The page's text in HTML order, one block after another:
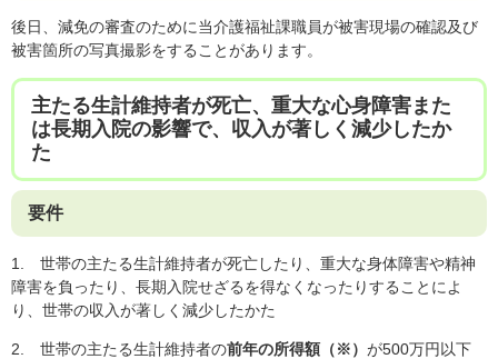
後日、減免の審査のために当介護福祉課職員が被害現場の確認及び
被害箇所の写真撮影をすることがあります。
主たる生計維持者が死亡、重大な心身障害また
は長期入院の影響で、収入が著しく減少したか
た
要件
1. 世帯の主たる生計維持者が死亡したり、重大な身体障害や精神
障害を負ったり、長期入院せざるを得なくなったりすることによ
り、世帯の収入が著しく減少したかた
2. 世帯の主たる生計維持者の前年の所得額（※） が500万円以下